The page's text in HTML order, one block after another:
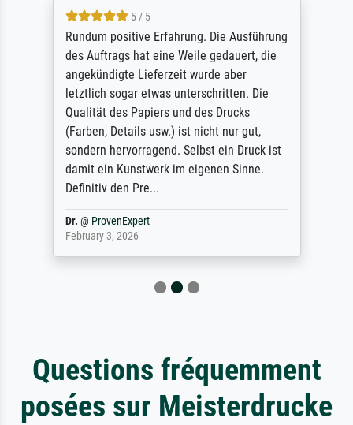
5 / 5
Rundum positive Erfahrung. Die Ausführung
des Auftrags hat eine Weile gedauert, die
angekündigte Lieferzeit wurde aber
letztlich sogar etwas unterschritten. Die
Qualität des Papiers und des Drucks
(Farben, Details usw.) ist nicht nur gut,
sondern hervorragend. Selbst ein Druck ist
damit ein Kunstwerk im eigenen Sinne.
Definitiv den Pre...
Dr. @ ProvenExpert
February 3, 2026
Questions fréquemment
posées sur Meisterdrucke